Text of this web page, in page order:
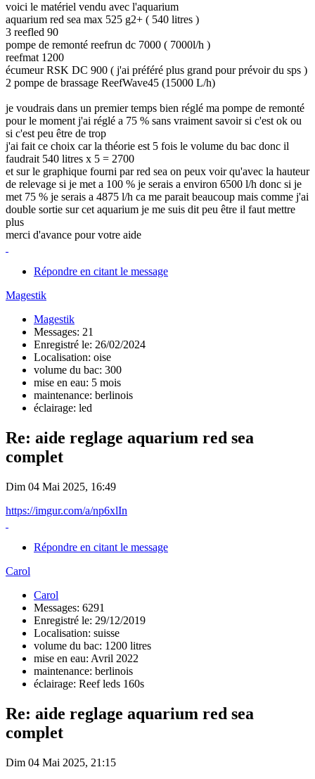
voici le matériel vendu avec l'aquarium
aquarium red sea max 525 g2+ ( 540 litres )
3 reefled 90
pompe de remonté reefrun dc 7000 ( 7000l/h )
reefmat 1200
écumeur RSK DC 900 ( j'ai préféré plus grand pour prévoir du sps )
2 pompe de brassage ReefWave45 (15000 L/h)
je voudrais dans un premier temps bien réglé ma pompe de remonté
pour le moment j'ai réglé a 75 % sans vraiment savoir si c'est ok ou
si c'est peu être de trop
j'ai fait ce choix car la théorie est 5 fois le volume du bac donc il
faudrait 540 litres x 5 = 2700
et sur le graphique fourni par red sea on peux voir qu'avec la hauteur
de relevage si je met a 100 % je serais a environ 6500 l/h donc si je
met 75 % je serais a 4875 l/h ca me parait beaucoup mais comme j'ai
double sortie sur cet aquarium je me suis dit peu être il faut mettre
plus
merci d'avance pour votre aide
Répondre en citant le message
Magestik
Magestik
Messages: 21
Enregistré le: 26/02/2024
Localisation: oise
volume du bac: 300
mise en eau: 5 mois
maintenance: berlinois
éclairage: led
Re: aide reglage aquarium red sea
complet
Dim 04 Mai 2025, 16:49
https://imgur.com/a/np6xlIn
Répondre en citant le message
Carol
Carol
Messages: 6291
Enregistré le: 29/12/2019
Localisation: suisse
volume du bac: 1200 litres
mise en eau: Avril 2022
maintenance: berlinois
éclairage: Reef leds 160s
Re: aide reglage aquarium red sea
complet
Dim 04 Mai 2025, 21:15